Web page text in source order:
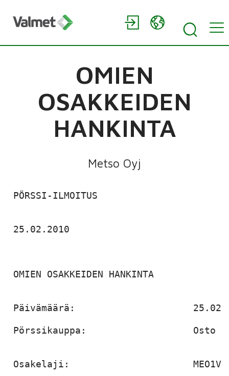
OMIEN
OSAKKEIDEN
HANKINTA
Metso Oyj
PÖRSSI-ILMOITUS
25.02.2010
OMIEN OSAKKEIDEN HANKINTA
Päivämäärä:
Pörssikauppa:                   Osto
Osakelaji:                      MEO1V